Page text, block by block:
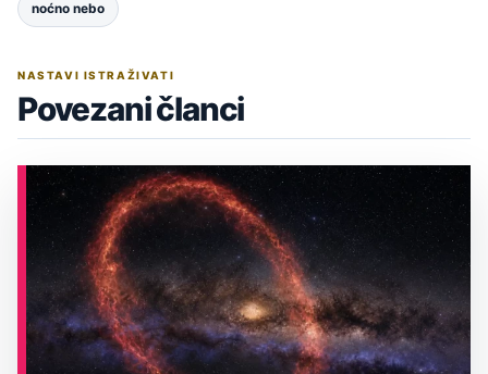
noćno nebo
NASTAVI ISTRAŽIVATI
Povezani članci